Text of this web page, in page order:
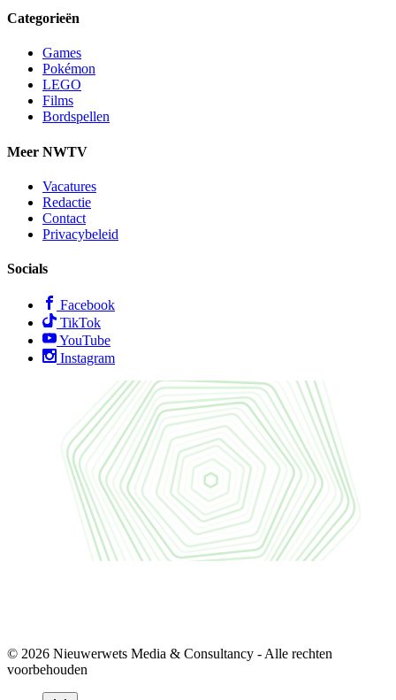
Categorieën
Games
Pokémon
LEGO
Films
Bordspellen
Meer NWTV
Vacatures
Redactie
Contact
Privacybeleid
Socials
Facebook
TikTok
YouTube
Instagram
© 2026 Nieuwerwets Media & Consultancy - Alle rechten
voorbehouden